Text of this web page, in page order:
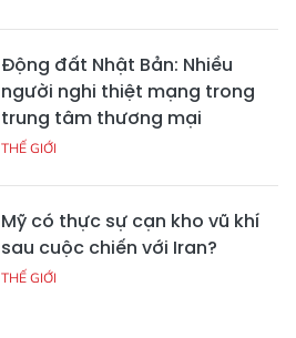
Động đất Nhật Bản: Nhiều
người nghi thiệt mạng trong
trung tâm thương mại
THẾ GIỚI
Mỹ có thực sự cạn kho vũ khí
sau cuộc chiến với Iran?
THẾ GIỚI